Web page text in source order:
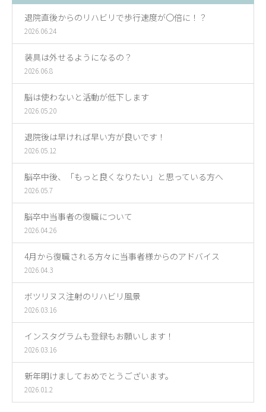
退院直後からのリハビリで歩行速度が〇倍に！？
2026.06.24
装具は外せるようになるの？
2026.06.8
脳は使わないと活動が低下します
2026.05.20
退院後は早ければ早い方が良いです！
2026.05.12
脳卒中後、「もっと良くなりたい」と思っている方へ
2026.05.7
脳卒中当事者の復職について
2026.04.26
4月から復職される方々に当事者様からのアドバイス
2026.04.3
ボツリヌス注射のリハビリ風景
2026.03.16
インスタグラムも登録もお願いします！
2026.03.16
新年明けましておめでとうございます。
2026.01.2